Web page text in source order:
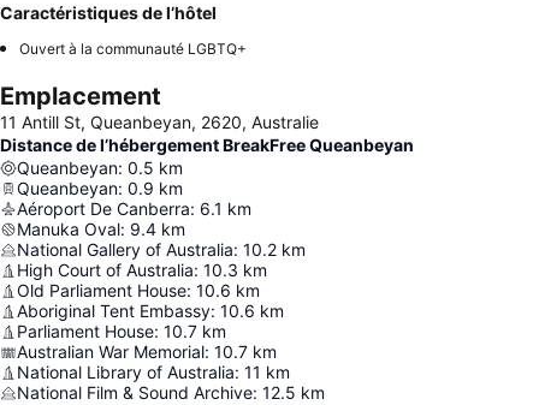
Caractéristiques de l’hôtel
Ouvert à la communauté LGBTQ+
Emplacement
11 Antill St, Queanbeyan, 2620, Australie
Distance de l’hébergement BreakFree Queanbeyan
Queanbeyan: 0.5 km
Queanbeyan: 0.9 km
Aéroport De Canberra: 6.1 km
Manuka Oval: 9.4 km
National Gallery of Australia: 10.2 km
High Court of Australia: 10.3 km
Old Parliament House: 10.6 km
Aboriginal Tent Embassy: 10.6 km
Parliament House: 10.7 km
Australian War Memorial: 10.7 km
National Library of Australia: 11 km
National Film & Sound Archive: 12.5 km